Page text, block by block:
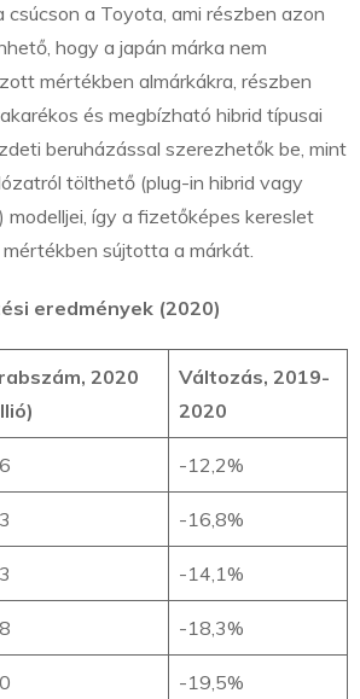
a Toyota, ami részben azon
hogy a japán márka nem
mértékben almárkákra, részben
és megbízható hibrid típusai
beruházással szerezhetők be, mint
tölthető (plug-in hibrid vagy
modelljei, így a fizetőképes kereslet
sújtotta a márkát.
eredmények (2020)
2020
Változás, 2019-
2020
-12,2%
-16,8%
-14,1%
-18,3%
-19,5%